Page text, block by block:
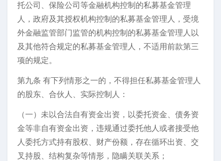
托公司、保险公司等金融机构控制的私募基金管理
人，政府及其授权机构控制的私募基金管理人，受境
外金融监管部门监管的机构控制的私募基金管理人以
及其他符合规定的私募基金管理人，不适用前款第三
项的规定。
第九条 有下列情形之一的，不得担任私募基金管理人
的股东、合伙人、实际控制人：
（一）未以合法自有资金出资，以委托资金、债务资
金等非自有资金出资，违规通过委托他人或者接受他
人委托方式持有股权、财产份额，存在循环出资、交
叉持股、结构复杂等情形，隐瞒关联关系；